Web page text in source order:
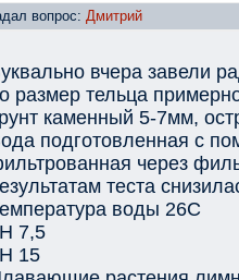
вопрос: Дмитрий
вчера завели
размер тельца
каменный 5-7мм,
подготовленная с
через
теста
воды 26С
7,5
15